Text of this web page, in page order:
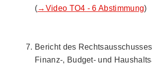
(→Video TO4 - 6 Abstimmung)
Bericht des
Finanz-, Budget- und